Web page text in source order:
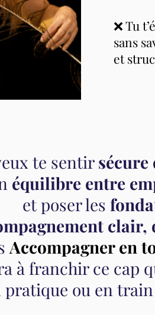
❌ Tu
sans
et
te sentir
équilibre entre
et poser les
Accompagner en
à franchir ce cap
pratique ou en train